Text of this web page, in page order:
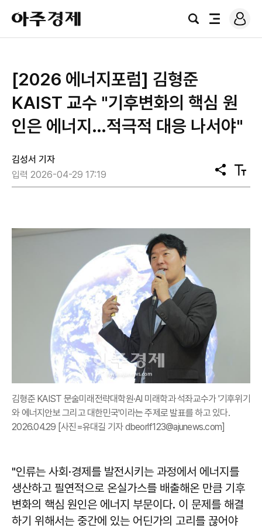
아
주
경
검
전
로
그
[2026 에너지포럼] 김형준
KAIST 교수 "기후변화의 핵심 원
인은 에너지…적극적 대응 나서야"
김성서 기자
입력 2026-04-29 17:19
공
유
텍
스
김형준 KAIST 문술미래전략대학원·AI 미래학과 석좌교수가 '기후위기
와 에너지안보 그리고 대한민국'이라는 주제로 발표를 하고 있다.
2026.04.29 [사진=유대길 기자 dbeorlf123@ajunews.com]
"인류는 사회·경제를 발전시키는 과정에서 에너지를
생산하고 필연적으로 온실가스를 배출해온 만큼 기후
변화의 핵심 원인은 에너지 부문이다. 이 문제를 해결
하기 위해서는 중간에 있는 어딘가의 고리를 끊어야